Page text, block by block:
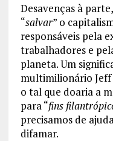
Desavenças à
“salvar” o
responsáveis pela
trabalhadores e
planeta. Um
multimilionário Jeff
o tal que doaria a
para “fins
precisamos de
difamar.